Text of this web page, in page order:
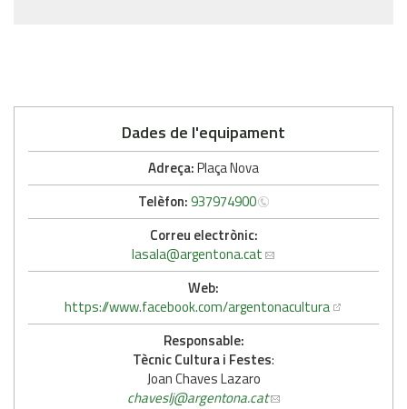
Dades de l'equipament
Adreça:Plaça Nova
Telèfon:937974900
Correu electrònic:
lasala@argentona.cat
Web:
https://www.facebook.com/argentonacultura
Responsable:
Tècnic Cultura i Festes:
Joan Chaves Lazaro
chaveslj@argentona.cat